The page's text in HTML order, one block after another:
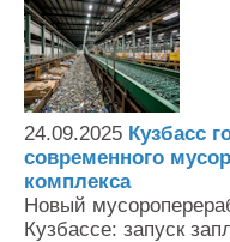
24.09.2025 Кузбасс
современного
комплекса
Новый
Кузбассе: запуск